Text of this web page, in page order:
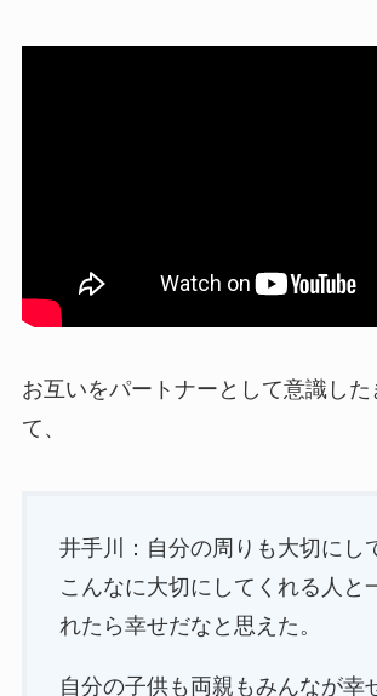
お互いをパートナーとして意識した
て、
井手川：自分の周りも大切にし
こんなに大切にしてくれる人と
れたら幸せだなと思えた。
自分の子供も両親もみんなが幸